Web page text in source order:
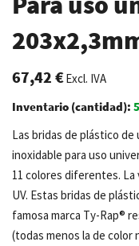
galería
de
67,42 €Excl. IVA
Inventario (cantidad):
Las bridas de plástico
inoxidable para uso
11 colores diferentes.
UV. Estas bridas de
famosa marca Ty-Rap®
(todas menos la de color